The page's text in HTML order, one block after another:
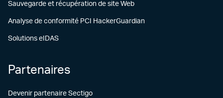
Sauvegarde et récupération de site Web
Analyse de conformité PCI HackerGuardian
Solutions eIDAS
Partenaires
Devenir partenaire Sectigo